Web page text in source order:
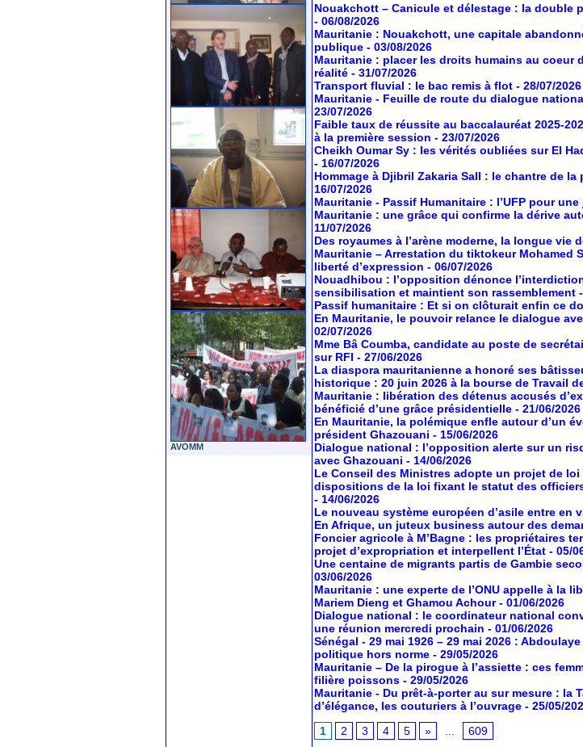
AVOMM
Nouakchott – Canicule et délestage : la double
- 06/08/2026
Mauritanie : Nouakchott, une capitale
publique - 03/08/2026
Mauritanie : placer les droits humains au coeur
réalité - 31/07/2026
Transport fluvial : le bac remis à flot - 28/07/2026
Mauritanie - Feuille de route du dialogue
23/07/2026
Faible taux de réussite au baccalauréat 2025-
à la première session - 23/07/2026
Cheikh Oumar Sy : les vérités oubliées sur El
- 16/07/2026
Hommage à Djibril Zakaria Sall : le chantre de la
16/07/2026
Mauritanie - Passif Humanitaire : l’UFP pour
Mauritanie : une grâce qui confirme la dérive
11/07/2026
Des royaumes à l’arène moderne, la longue vie
Mauritanie – Arrestation du tiktokeur Mohamed
liberté d’expression - 06/07/2026
Nouadhibou : l’opposition dénonce
sensibilisation et maintient son rassemblement
Passif humanitaire : Et si on clôturait enfin ce
En Mauritanie, le pouvoir relance le dialogue
02/07/2026
Mme Bâ Coumba, candidate au poste de
sur RFI - 27/06/2026
La diaspora mauritanienne a honoré ses
historique : 20 juin 2026 à la bourse de Travail
Mauritanie : libération des détenus accusés
bénéficié d’une grâce présidentielle - 21/06/2026
En Mauritanie, la polémique enfle autour d’un
président Ghazouani - 15/06/2026
Dialogue national : l’opposition alerte sur un
avec Ghazouani - 14/06/2026
Le Conseil des Ministres adopte un projet de
dispositions de la loi fixant le statut des
- 14/06/2026
Le nouveau système européen d’asile entre en
En Afrique, un juteux business autour des
Foncier agricole à M’Bagne : les propriétaires
projet d’expropriation et interpellent l’État - 05/
Une centaine de migrants partis de Gambie
03/06/2026
Mauritanie : une experte de l’ONU appelle à la
Mariem Dieng et Ghamou Achour - 01/06/2026
Dialogue national : le coordinateur national
une réunion mercredi prochain - 01/06/2026
Sénégal - 29 mai 1926 – 29 mai 2026 :
politique hors norme - 29/05/2026
Mauritanie – De la pirogue à l’assiette : ces
filière poissons - 29/05/2026
Mauritanie - Du prêt-à-porter au sur mesure : la
d’élégance, les couturiers à l’ouvrage - 25/05/
1
2 3 4 5 » 609